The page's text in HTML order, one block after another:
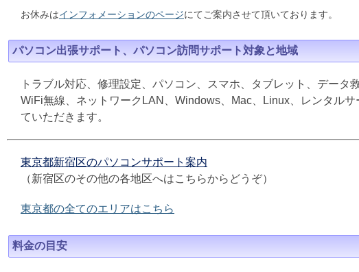
お休みはインフォメーションのページにてご案内させて頂いております。
パソコン出張サポート、パソコン訪問サポート対象と地域
トラブル対応、修理設定、パソコン、スマホ、タブレット、データ
WiFi無線、ネットワークLAN、Windows、Mac、Linux、レンタル
ていただきます。
東京都新宿区のパソコンサポート案内
（新宿区のその他の各地区へはこちらからどうぞ）
東京都の全てのエリアはこちら
料金の目安